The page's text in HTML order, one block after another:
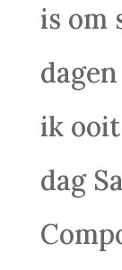
is om
ik
dag